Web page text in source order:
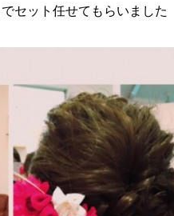
セット任せてもらいました